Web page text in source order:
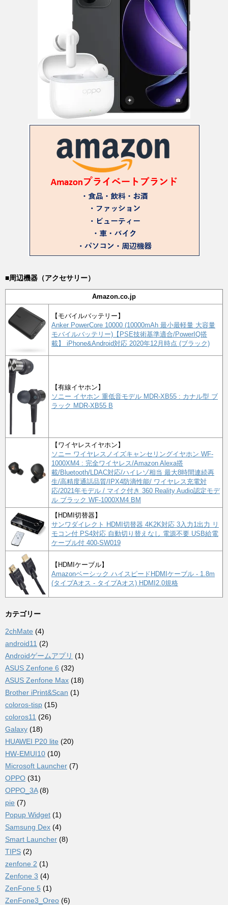
■周辺機器（アクセサリー）
Amazon.co.jp
【モバイルバッテリー】
Anker PowerCore 10000 (10000mAh 最小最軽量 大容量
モバイルバッテリー)【PSE技術基準適合/PowerIQ搭
載】 iPhone&Android対応 2020年12月時点 (ブラック)
【有線イヤホン】
ソニー イヤホン 重低音モデル MDR-XB55 : カナル型 ブ
ラック MDR-XB55 B
【ワイヤレスイヤホン】
ソニー ワイヤレスノイズキャンセリングイヤホン WF-
1000XM4 : 完全ワイヤレス/Amazon Alexa搭
載/Bluetooth/LDAC対応/ハイレゾ相当 最大8時間連続再
生/高精度通話品質/IPX4防滴性能/ ワイヤレス充電対
応/2021年モデル / マイク付き 360 Reality Audio認定モデ
ル ブラック WF-1000XM4 BM
【HDMI切替器】
サンワダイレクト HDMI切替器 4K2K対応 3入力1出力 リ
モコン付 PS4対応 自動切り替えなし 電源不要 USB給電
ケーブル付 400-SW019
【HDMIケーブル】
Amazonベーシック ハイスピードHDMIケーブル - 1.8m
(タイプAオス - タイプAオス) HDMI2.0規格
カテゴリー
2chMate (4)
android11 (2)
Androidゲームアプリ (1)
ASUS Zenfone 6 (32)
ASUS Zenfone Max (18)
Brother iPrint&Scan (1)
coloros-tisp (15)
coloros11 (26)
Galaxy (18)
HUAWEI P20 lite (20)
HW-EMUI10 (10)
Microsoft Launcher (7)
OPPO (31)
OPPO_3A(8)
pie (7)
Popup Widget (1)
Samsung Dex (4)
Smart Launcher (8)
TIPS (2)
zenfone 2 (1)
Zenfone 3 (4)
ZenFone 5 (1)
ZenFone3_Oreo (6)